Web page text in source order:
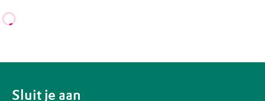
Sluit je aan